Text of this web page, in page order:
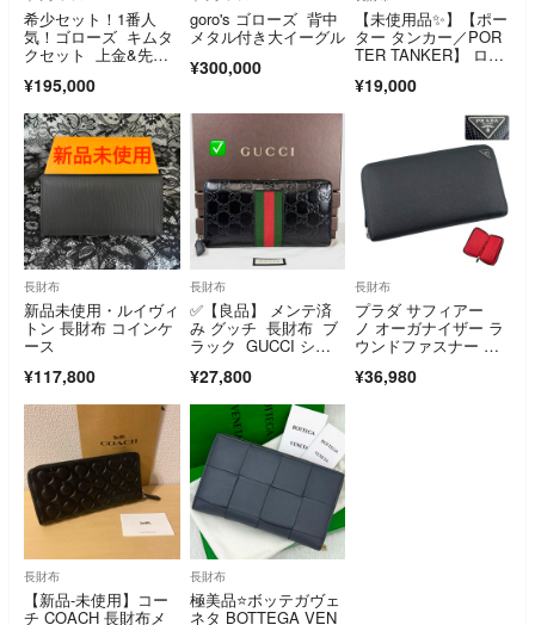
希少セット！1番人
気！ゴローズ キムタ
クセット 上金&先
¥195,000
goro's ゴローズ 背中
メタル付き大イーグル
¥300,000
【未使用品✨】【ポー
ター タンカー／POR
TER TANKER】 ロン
G WALLET 622-08166
¥19,000
長財布
新品未使用・ルイヴィ
トン 長財布 コインケ
ース
¥117,800
長財布
✅【良品】 メンテ済
み グッチ 長財布 ブ
ラック GUCCI シェ
ファスナー グッチシ
マ レザー メンズ
¥27,800
長財布
プラダ サフィアー
ノ オーガナイザー ラ
ウンドファスナー 長
¥36,980
長財布
【新品-未使用】コー
チ COACH 長財布メ
長財布
極美品⭐️ボッテガヴェ
ネタ BOTTEGA VEN